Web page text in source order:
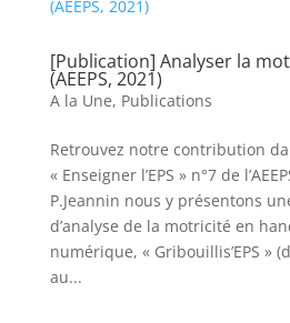
[Publication] Analyser la
(AEEPS, 2021)
A la Une, Publications
Retrouvez notre contribution
« Enseigner l’EPS » n°7 de
P.Jeannin nous y présentons
d’analyse de la motricité en
numérique, « Gribouillis’EPS »
au...